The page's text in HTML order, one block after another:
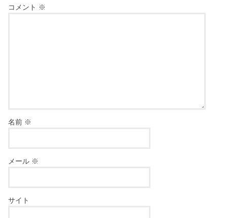
コメント ※
名前 ※
メール ※
サイト